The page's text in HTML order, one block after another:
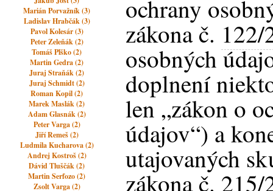
Marián Porvažník (3)
Ladislav Hrabčák (3)
Pavol Kolesár (3)
Peter Zeleňák (2)
Tomáš Plško (2)
Martin Gedra (2)
Juraj Straňák (2)
Juraj Schmidt (2)
Roman Kopil (2)
Marek Maslák (2)
Adam Glasnák (2)
Peter Varga (2)
Jiří Remeš (2)
Ludmila Kucharova (2)
Andrej Kostroš (2)
Dávid Tluščák (2)
Martin Serfozo (2)
Zsolt Varga (2)
ochrany
zákona č. 122/
osobných
doplnení
len „zákon o
údajov“) a
utajovaných
zákona č. 215/